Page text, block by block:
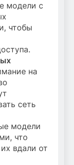
модели с
чтобы
на
сеть
модели
что
вдали от